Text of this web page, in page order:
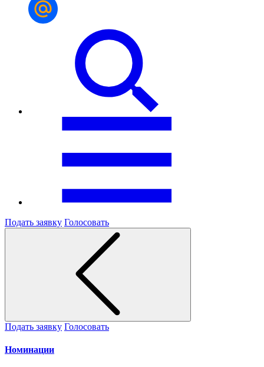
Подать заявку Голосовать
Подать заявку Голосовать
Номинации